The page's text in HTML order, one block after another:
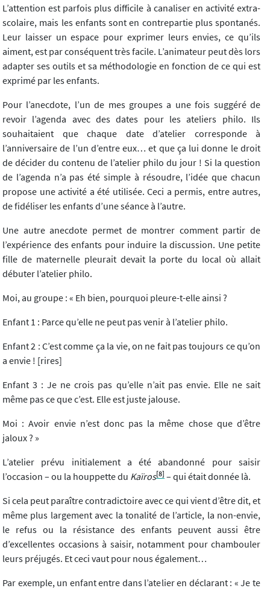
L’attention est parfois plus difficile à canaliser en activité extra-
scolaire, mais les enfants sont en contrepartie plus spontanés.
Leur laisser un espace pour exprimer leurs envies, ce qu’ils
aiment, est par conséquent très facile. L’animateur peut dès lors
adapter ses outils et sa méthodologie en fonction de ce qui est
exprimé par les enfants.
Pour l’anecdote, l’un de mes groupes a une fois suggéré de
revoir l’agenda avec des dates pour les ateliers philo. Ils
souhaitaient que chaque date d’atelier corresponde à
l’anniversaire de l’un d’entre eux… et que ça lui donne le droit
de décider du contenu de l’atelier philo du jour ! Si la question
de l’agenda n’a pas été simple à résoudre, l’idée que chacun
propose une activité a été utilisée. Ceci a permis, entre autres,
de fidéliser les enfants d’une séance à l’autre.
Une autre anecdote permet de montrer comment partir de
l’expérience des enfants pour induire la discussion. Une petite
fille de maternelle pleurait devait la porte du local où allait
débuter l’atelier philo.
Moi, au groupe : « Eh bien, pourquoi pleure-t-elle ainsi ?
Enfant 1 : Parce qu’elle ne peut pas venir à l’atelier philo.
Enfant 2 : C’est comme ça la vie, on ne fait pas toujours ce qu’on
a envie ! [rires]
Enfant 3 : Je ne crois pas qu’elle n’ait pas envie. Elle ne sait
même pas ce que c’est. Elle est juste jalouse.
Moi : Avoir envie n’est donc pas la même chose que d’être
jaloux ? »
L’atelier prévu initialement a été abandonné pour saisir
l’occasion – ou la houppette du Kaïros[8] – qui était donnée là.
Si cela peut paraître contradictoire avec ce qui vient d’être dit, et
même plus largement avec la tonalité de l’article, la non-envie,
le refus ou la résistance des enfants peuvent aussi être
d’excellentes occasions à saisir, notamment pour chambouler
leurs préjugés. Et ceci vaut pour nous également…
Par exemple, un enfant entre dans l’atelier en déclarant : « Je te